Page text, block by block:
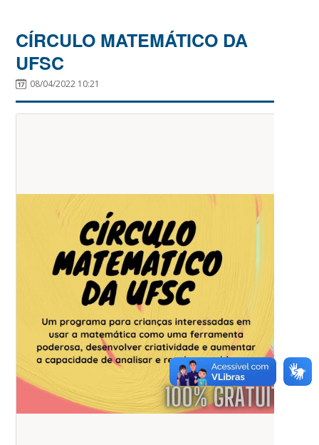
CÍRCULO MATEMÁTICO DA
UFSC
08/04/2022 10:21